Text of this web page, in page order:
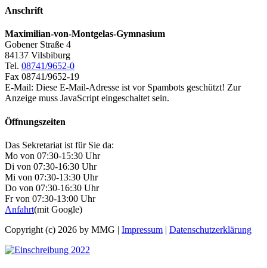
Anschrift
Maximilian-von-Montgelas-Gymnasium
Gobener Straße 4
84137 Vilsbiburg
Tel. 08741/9652-0
Fax 08741/9652-19
E-Mail: Diese E-Mail-Adresse ist vor Spambots geschützt! Zur
Anzeige muss JavaScript eingeschaltet sein.
Öffnungszeiten
Das Sekretariat ist für Sie da:
Mo von 07:30-15:30 Uhr
Di von 07:30-16:30 Uhr
Mi von 07:30-13:30 Uhr
Do von 07:30-16:30 Uhr
Fr von 07:30-13:00 Uhr
Anfahrt(mit Google)
Copyright (c) 2026 by MMG | Impressum | Datenschutzerklärung